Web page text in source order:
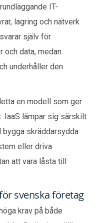
IT-
lagring och nätverk
själv för
data, medan
underhåller den
en modell som ger
IaaS lämpar sig särskilt
skräddarsydda
eller driva
att vara låsta till
svenska företag
krav på både